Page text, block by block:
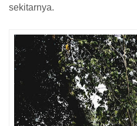
sekitarnya.